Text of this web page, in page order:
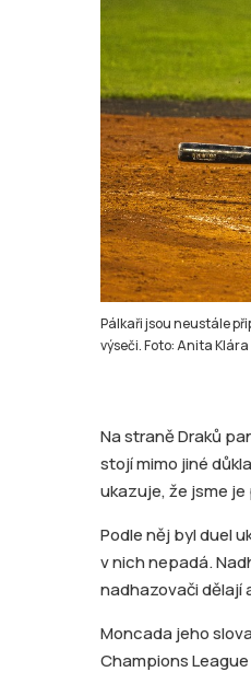
Pálkaři jsou neustále
výseči. Foto: Anita
Na straně Draků
stojí mimo jiné
ukazuje, že jsme
Podle něj byl duel
v nich nepadá.
nadhazovači dělají
Moncada jeho
Champions